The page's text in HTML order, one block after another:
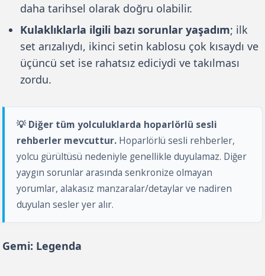
daha tarihsel olarak doğru olabilir.
Kulaklıklarla ilgili bazı sorunlar yaşadım; ilk
set arızalıydı, ikinci setin kablosu çok kısaydı ve
üçüncü set ise rahatsız ediciydi ve takılması
zordu.
💡 Diğer tüm yolculuklarda hoparlörlü sesli
rehberler mevcuttur. Hoparlörlü sesli rehberler,
yolcu gürültüsü nedeniyle genellikle duyulamaz. Diğer
yaygın sorunlar arasında senkronize olmayan
yorumlar, alakasız manzaralar/detaylar ve nadiren
duyulan sesler yer alır.
Gemi: Legenda